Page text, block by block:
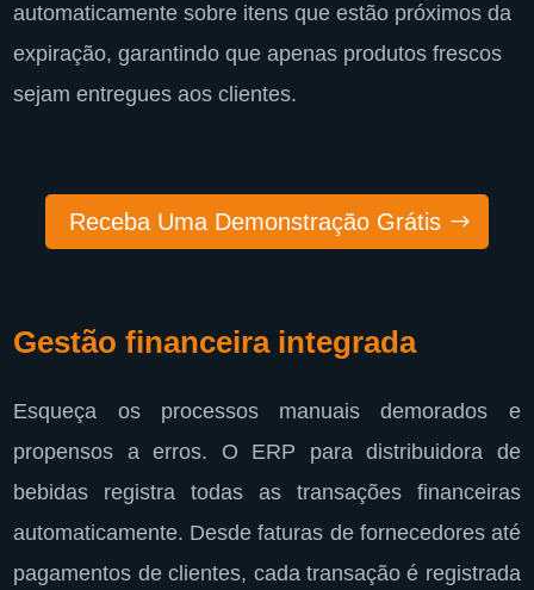
automaticamente sobre itens que estão próximos da
expiração, garantindo que apenas produtos frescos
sejam entregues aos clientes.
Receba Uma Demonstração Grátis
Gestão financeira integrada
Esqueça os processos manuais demorados e
propensos a erros. O ERP para distribuidora de
bebidas registra todas as transações financeiras
automaticamente. Desde faturas de fornecedores até
pagamentos de clientes, cada transação é registrada